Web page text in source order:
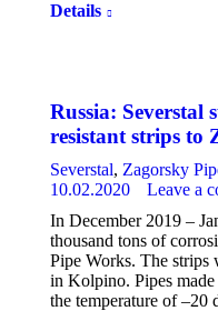
Details
Russia: Severstal
resistant strips to
Severstal, Zagorsky
10.02.2020
Leave a
In December 2019 –
thousand tons of
Pipe Works. The strips
in Kolpino. Pipes
the temperature of –20